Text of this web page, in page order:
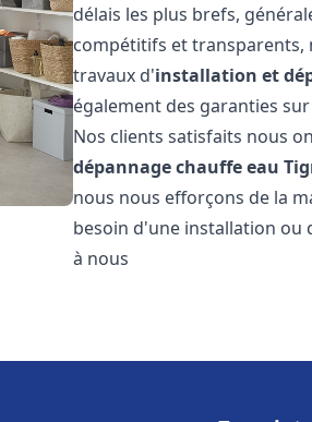
délais les plus brefs,
compétitifs et transparents,
travaux d'installation et
également des garanties
Nos clients satisfaits nous
dépannage chauffe eau
nous nous efforçons de la
besoin d'une installation ou
à nous